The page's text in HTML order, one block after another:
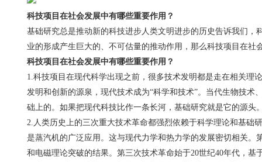
科技项目在社会发展中有哪些重要作用？
基础研究总是推动新的科技进步人类文明进步的历史告诉我们
业的形成产生巨大的、不可估量的推动作用，那么科技项目在社
科技项目在社会发展中有哪些重要作用？
1.科技项目在现代科学出现之前，很多技术发明都是走在相关理
发明和创新的源泉，现代技术成为“科学和技术”。当代生物技
础上的。如果把现代科技比作一条长河，基础研究就是它的源头
2.人类历史上的三次重大技术革命都强烈依赖于科学理论和基础
是蒸汽机的广泛应用。这与现代力学和热力学的发展密切相关。
和电磁理论突破的结果。第三次技术革命始于20世纪40年代，